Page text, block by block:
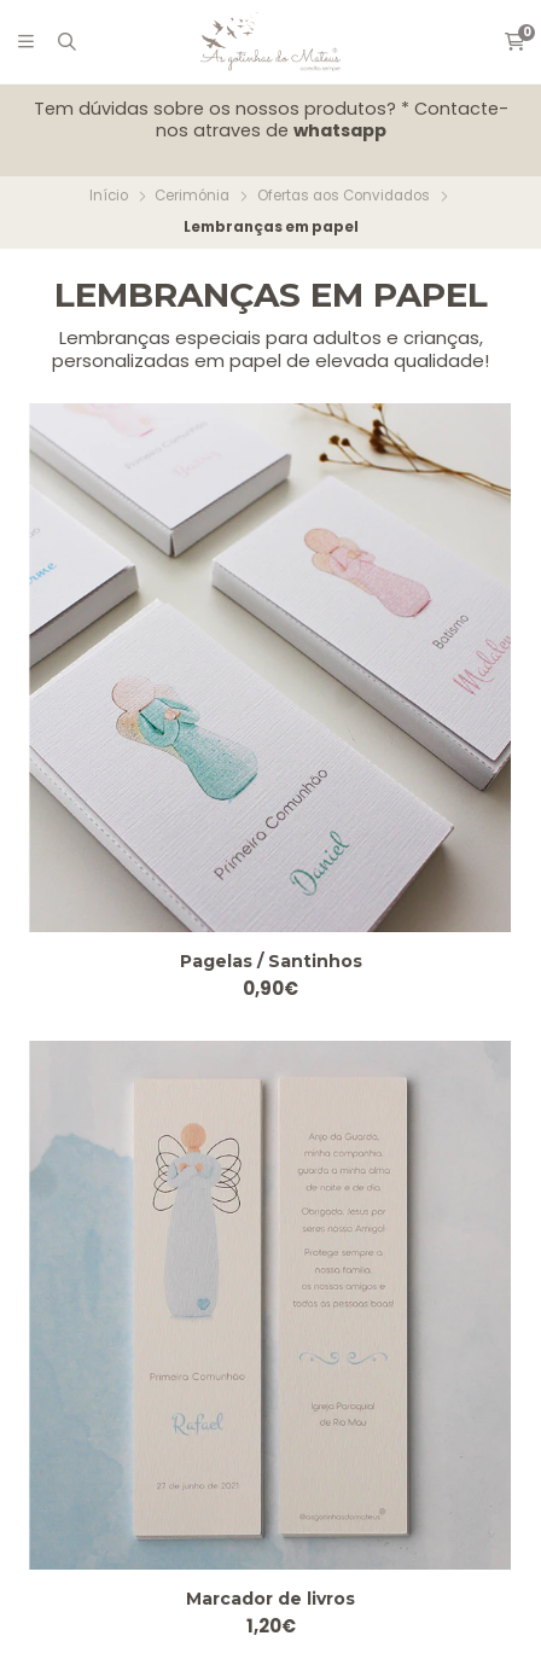
0
Tem dúvidas sobre os nossos produtos? * Contacte-
nos atraves de whatsapp
Início Cerimónia
Ofertas aos Convidados
Lembranças em papel
LEMBRANÇAS EM PAPEL
Lembranças especiais para adultos e crianças,
personalizadas em papel de elevada qualidade!
Pagelas / Santinhos
0,90€
Marcador de livros
1,20€